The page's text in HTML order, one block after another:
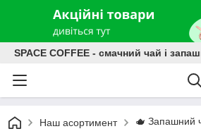
SPACE COFFEE - смачний чай і
Наш асортимент 🫖 Запашний